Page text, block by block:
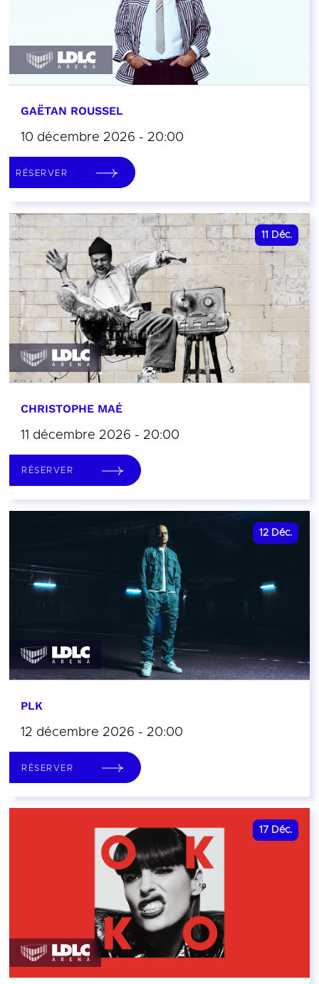
GAËTAN ROUSSEL
10 décembre 2026 - 20:00
RÉSERVER
11 Déc.
CHRISTOPHE MAÉ
11 décembre 2026 - 20:00
RÉSERVER
12 Déc.
PLK
12 décembre 2026 - 20:00
RÉSERVER
17 Déc.